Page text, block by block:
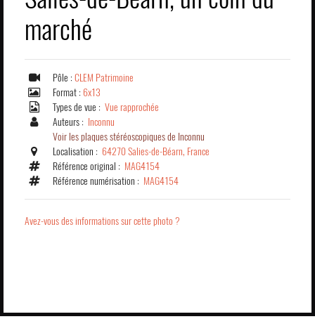
marché
Pôle : CLEM Patrimoine
Format : 6x13
Types de vue : Vue rapprochée
Auteurs : Inconnu
Voir les plaques stéréoscopiques de Inconnu
Localisation : 64270 Salies-de-Béarn, France
Référence original : MAG4154
Référence numérisation : MAG4154
Avez-vous des informations sur cette photo ?